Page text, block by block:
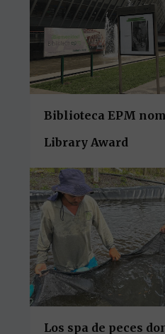
Biblioteca EPM
Library Award
Los spa de peces